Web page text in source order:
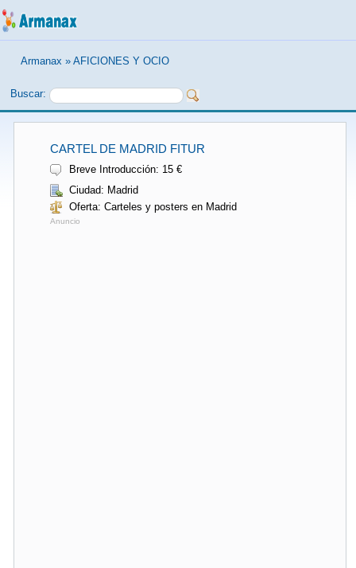
Armanax » AFICIONES Y OCIO
Buscar:
CARTEL DE MADRID FITUR
Breve Introducción: 15 €
Ciudad: Madrid
Oferta: Carteles y posters en Madrid
Anuncio